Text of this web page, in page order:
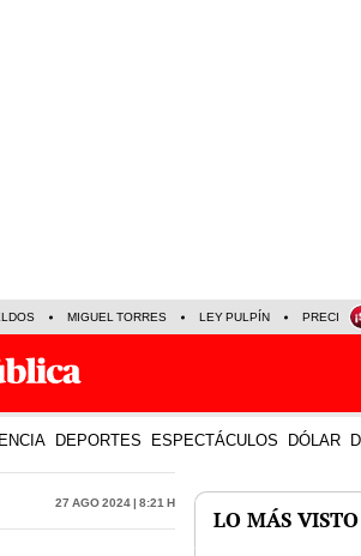
MIGUEL TORRES LEY PULPÍN PRECIO
DEPORTES ESPECTÁCULOS DÓLAR
27 Ago 2024 | 8:21 h
LO MÁS VISTO